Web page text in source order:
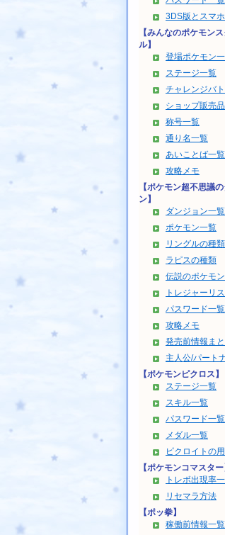
3DS版とスマ
【みんなのポケモン
ル】
登場ポケモン
ステージ一覧
チャレンジバ
ショップ販売品
称号一覧
通り名一覧
あいことば一覧
攻略メモ
【ポケモン超不思議
ン】
ダンジョン一覧
ポケモン一覧
リングルの種類
ラピスの種類
伝説のポケモ
トレジャーリス
パスワード一覧
攻略メモ
発売前情報ま
主人公/パート
【ポケモンピクロス】
ステージ一覧
スキル一覧
パスワード一覧
メダル一覧
ピクロイトの
【ポケモンコマスター
トレボ出現率
リセマラ方法
【ポッ拳】
稼働前情報一覧